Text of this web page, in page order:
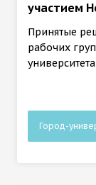
участием
Принятые
рабочих
университета
Город-